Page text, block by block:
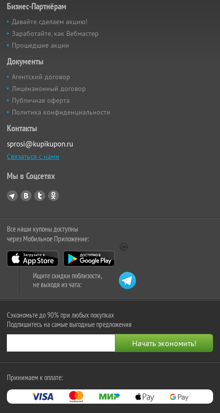
Бизнес-Партнёрам
Давайте сделаем акцию!
Заработайте, как Вебмастер
Прошедшие акции
Документы
Агентский договор
Лицензионный договор
Публичная оферта
Политика конфиденциальности
Контакты
sprosi@kupikupon.ru
Связаться с нами
Мы в Соцсетях
Все наши купоны доступны
через Мобильное Приложение:
Ищите скидки поблизости,
не выходя из чата:
Сэкономьте до 90% при любых покупках
Подпишитесь на самые выгодные предложения
Принимаем к оплате: